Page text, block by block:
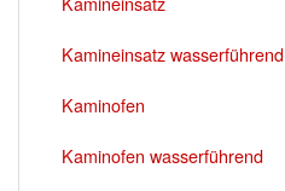
Kamineinsatz wasserführend
Kaminofen
Kaminofen wasserführend